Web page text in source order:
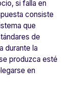
si falla en
consiste
que
de
durante la
produzca esté
en